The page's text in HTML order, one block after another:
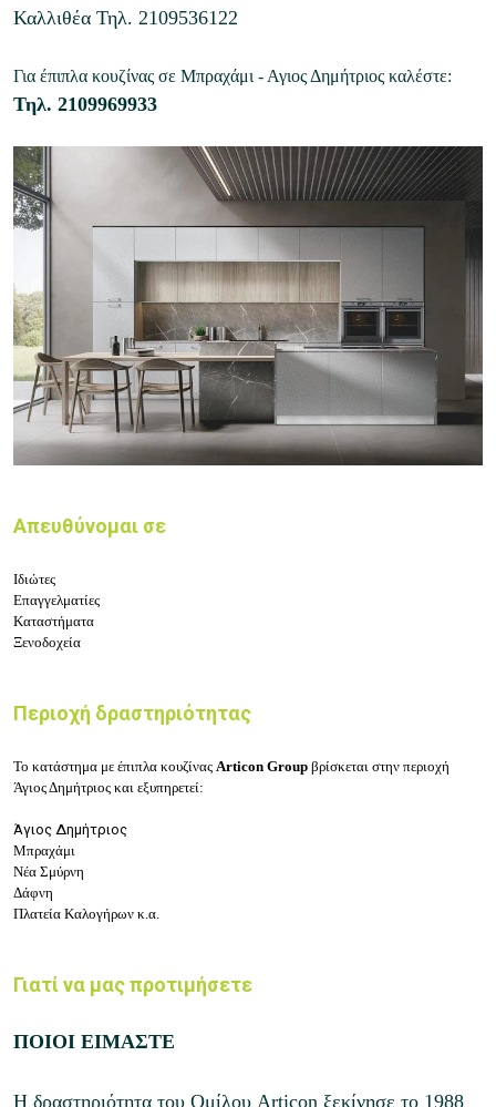
Καλλιθέα Τηλ. 2109536122
Για έπιπλα κουζίνας σε Μπραχάμι - Αγιος Δημήτριος καλέστε:
Τηλ. 2109969933
Απευθύνομαι σε
Ιδιώτες
Επαγγελματίες
Καταστήματα
Ξενοδοχεία
Περιοχή δραστηριότητας
Το κατάστημα με έπιπλα κουζίνας Articon Group βρίσκεται στην περιοχή
Άγιος Δημήτριος και εξυπηρετεί:
Άγιος Δημήτριος
Μπραχάμι
Νέα Σμύρνη
Δάφνη
Πλατεία Καλογήρων κ.α.
Γιατί να μας προτιμήσετε
ΠΟΙΟΙ ΕΙΜΑΣΤΕ
Η δραστηριότητα του Ομίλου Articon ξεκίνησε το 1988